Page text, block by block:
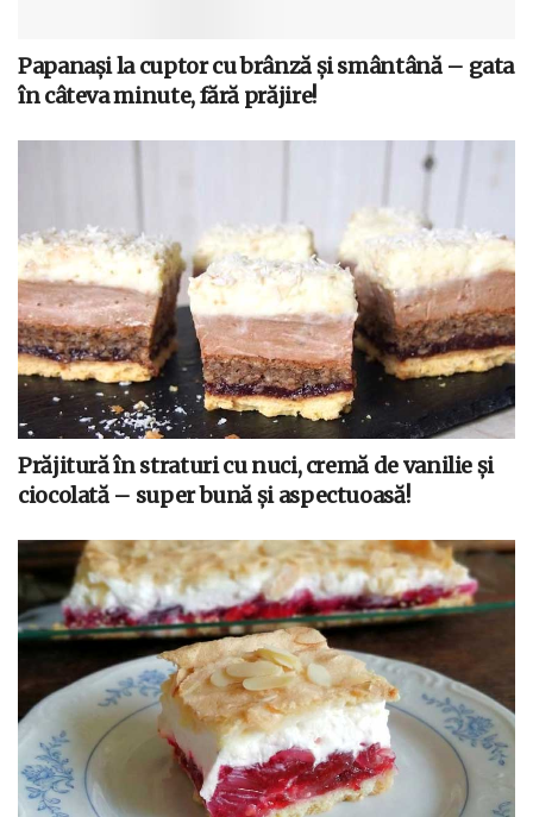
Papanași la cuptor cu brânză și smântână – gata
în câteva minute, fără prăjire!
Prăjitură în straturi cu nuci, cremă de vanilie și
ciocolată – super bună și aspectuoasă!